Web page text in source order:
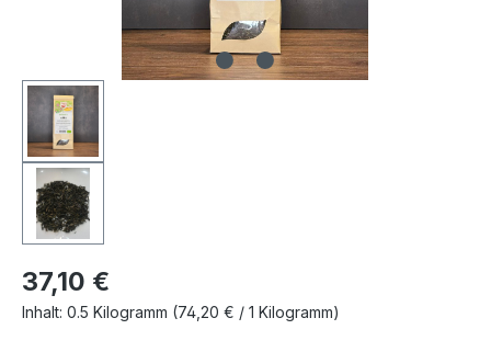
37,10 €
Inhalt: 0.5 Kilogramm (74,20 € / 1 Kilogramm)